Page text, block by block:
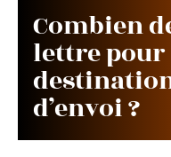
Combien
lettre
d’envoi ?